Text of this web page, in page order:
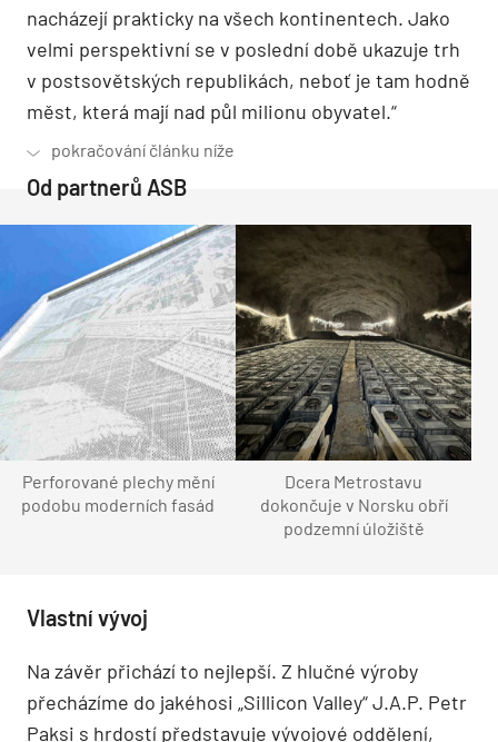
nacházejí prakticky na všech kontinentech. Jako
velmi perspektivní se v poslední době ukazuje trh
v postsovětských republikách, neboť je tam hodně
měst, která mají nad půl milionu obyvatel.“
Od partnerů ASB
Perforované plechy mění
podobu moderních fasád
Dcera Metrostavu
dokončuje v Norsku obří
podzemní úložiště
Vlastní vývoj
Na závěr přichází to nejlepší. Z hlučné výroby
přecházíme do jakéhosi „Sillicon Valley“ J.A.P. Petr
Paksi s hrdostí představuje vývojové oddělení,